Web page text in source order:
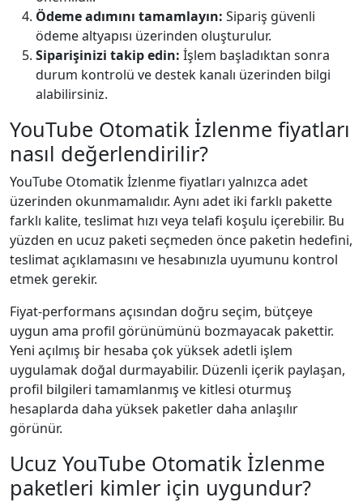
Ödeme adımını tamamlayın: Sipariş güvenli
ödeme altyapısı üzerinden oluşturulur.
Siparişinizi takip edin: İşlem başladıktan sonra
durum kontrolü ve destek kanalı üzerinden bilgi
alabilirsiniz.
YouTube Otomatik İzlenme fiyatları
nasıl değerlendirilir?
YouTube Otomatik İzlenme fiyatları yalnızca adet
üzerinden okunmamalıdır. Aynı adet iki farklı pakette
farklı kalite, teslimat hızı veya telafi koşulu içerebilir. Bu
yüzden en ucuz paketi seçmeden önce paketin hedefini,
teslimat açıklamasını ve hesabınızla uyumunu kontrol
etmek gerekir.
Fiyat-performans açısından doğru seçim, bütçeye
uygun ama profil görünümünü bozmayacak pakettir.
Yeni açılmış bir hesaba çok yüksek adetli işlem
uygulamak doğal durmayabilir. Düzenli içerik paylaşan,
profil bilgileri tamamlanmış ve kitlesi oturmuş
hesaplarda daha yüksek paketler daha anlaşılır
görünür.
Ucuz YouTube Otomatik İzlenme
paketleri kimler için uygundur?